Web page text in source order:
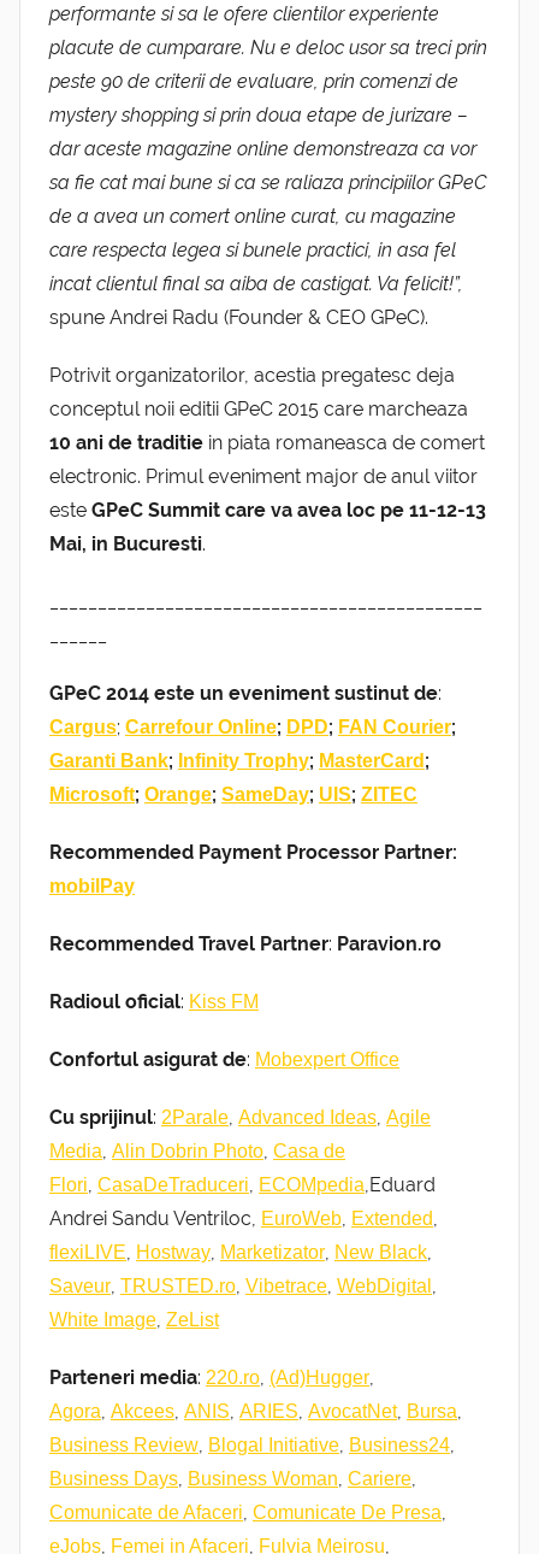
performante si sa le ofere clientilor experiente
placute de cumparare. Nu e deloc usor sa treci prin
peste 90 de criterii de evaluare, prin comenzi de
mystery shopping si prin doua etape de jurizare –
dar aceste magazine online demonstreaza ca vor
sa fie cat mai bune si ca se raliaza principiilor GPeC
de a avea un comert online curat, cu magazine
care respecta legea si bunele practici, in asa fel
incat clientul final sa aiba de castigat. Va felicit!”,
spune Andrei Radu (Founder & CEO GPeC).
Potrivit organizatorilor, acestia pregatesc deja
conceptul noii editii GPeC 2015 care marcheaza
10 ani de traditie in piata romaneasca de comert
electronic. Primul eveniment major de anul viitor
este GPeC Summit care va avea loc pe 11-12-13
Mai, in Bucuresti.
GPeC 2014 este un eveniment sustinut de:
Cargus; Carrefour Online; DPD; FAN Courier;
Garanti Bank; Infinity Trophy; MasterCard ;
Microsoft; Orange; SameDay; UIS; ZITEC
Recommended Payment Processor Partner:
mobilPay
Recommended Travel Partner: Paravion.ro
Radioul oficial: Kiss FM
Confortul asigurat de: Mobexpert Office
Cu sprijinul: 2Parale, Advanced Ideas, Agile
Media, Alin Dobrin Photo, Casa de
Flori, CasaDeTraduceri, ECOMpedia,Eduard
Andrei Sandu Ventriloc, EuroWeb, Extended,
flexiLIVE, Hostway, Marketizator, New Black,
Saveur, TRUSTED.ro, Vibetrace, WebDigital ,
White Image, ZeList
Parteneri media: 220.ro, (Ad)Hugger,
Agora, Akcees, ANIS, ARIES, AvocatNet, Bursa,
Business Review, Blogal Initiative, Business24,
Business Days, Business Woman, Cariere,
Comunicate de Afaceri, Comunicate De Presa,
eJobs, Femei in Afaceri, Fulvia Meirosu,